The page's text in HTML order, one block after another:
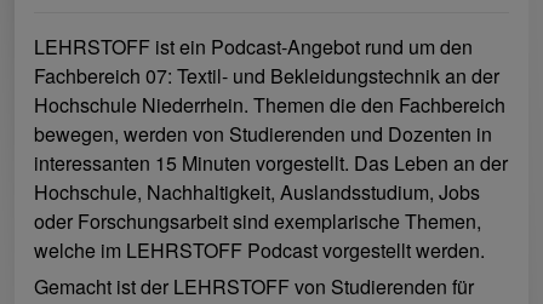
LEHRSTOFF ist ein Podcast-Angebot rund um den
Fachbereich 07: Textil- und Bekleidungstechnik an der
Hochschule Niederrhein. Themen die den Fachbereich
bewegen, werden von Studierenden und Dozenten in
interessanten 15 Minuten vorgestellt. Das Leben an der
Hochschule, Nachhaltigkeit, Auslandsstudium, Jobs
oder Forschungsarbeit sind exemplarische Themen,
welche im LEHRSTOFF Podcast vorgestellt werden.
Gemacht ist der LEHRSTOFF von Studierenden für